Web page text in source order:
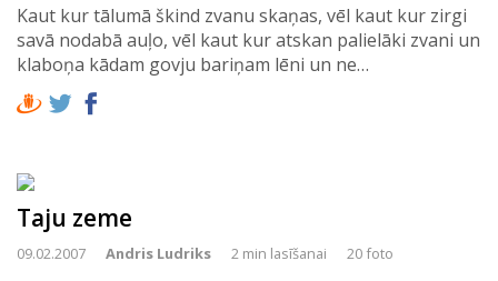
Kaut kur tālumā škind zvanu skaņas, vēl kaut kur zirgi
savā nodabā auļo, vēl kaut kur atskan palielāki zvani un
klaboņa kādam govju bariņam lēni un ne…
Taju zeme
09.02.2007 Andris Ludriks 2 min lasīšanai 20 foto